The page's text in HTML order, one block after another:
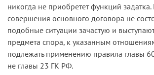
никогда не приобретет функций
совершения основного договора не
подобные ситуации зачастую и
предмета спора, к указанным
подлежать применению правила главы
не главы 23 ГК РФ.